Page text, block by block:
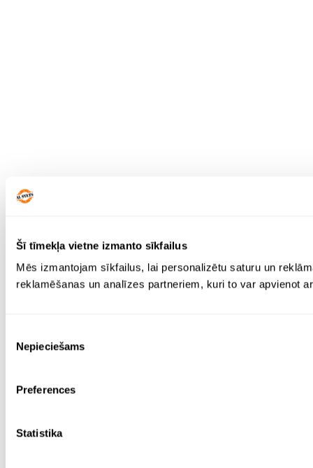
Šī tīmekļa vietne izmanto sīkfailus
Mēs izmantojam sīkfailus, lai personalizētu saturu un
reklamēšanas un analīzes partneriem, kuri to var apvienot
izvēle
Nepieciešams
Preferences
Statistika